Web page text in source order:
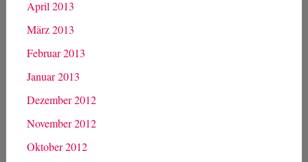
April 2013
März 2013
Februar 2013
Januar 2013
Dezember 2012
November 2012
Oktober 2012